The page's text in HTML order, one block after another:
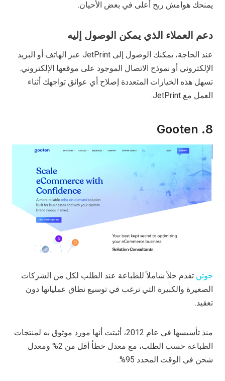
يمنحك هوامش ربح أعلى في بعض الأحيان.
دعم العملاء الذي يمكن الوصول إليه
عند الحاجة، يمكنك الوصول إلى JetPrint عبر الهاتف أو البريد
الإلكتروني أو نموذج الاتصال الموجود على موقعها الإلكتروني.
تسهل هذه الخيارات المتعددة إصلاح أي عوائق تواجهك أثناء
العمل مع JetPrint.
8. Gooten
جوتن تقدم حلاً شاملاً للطباعة عند الطلب لكل من الشركات
الصغيرة والكبيرة التي ترغب في توسيع نطاق عملياتها دون
تعقيد.
منذ تأسيسها في عام 2012، أثبتت أنها مورد موثوق به لمنتجات
الطباعة حسب الطلب، مع معدل خطأ أقل من 2% ومعدل
شحن في الوقت المحدد 95%.